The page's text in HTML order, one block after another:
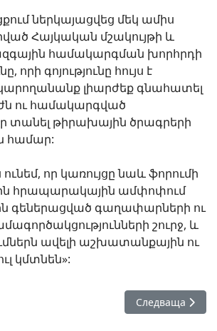
ներկայացվեց մեկ ամիս
Հայկական մշակույթի և
համակարգման խորհրդի
որի գոյությունը հույս է
լիարժեք գնահատել
ու համակարգված
թիրախային ծրագրերի
համար:
որ կառույցը նաև ֆորումի
հրապարակային ամփոփում
գեներացված գաղափարների ու
շուրջ, և
ավելի աշխատանքային ու
կմտնեն»:
Պոետիկ երկխոսությունСледваща
Следваща